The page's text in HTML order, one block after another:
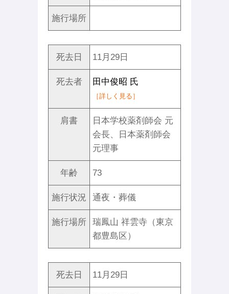
施行場所
死去日 11月29日
死去者 田中俊昭 氏
［詳しく見る］
肩書
日本学校薬剤師会 元
会長、日本薬剤師会
元理事
年齢 73
施行状況 通夜・葬儀
施行場所
瑞鳳山 祥雲寺（東京
都豊島区）
死去日 11月29日